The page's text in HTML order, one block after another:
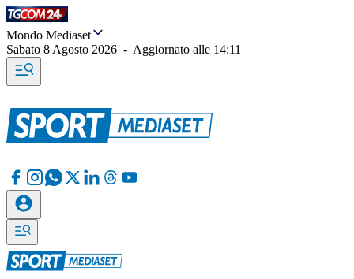
Mondo Mediaset
Sabato 8 Agosto 2026 - Aggiornato alle 14:11